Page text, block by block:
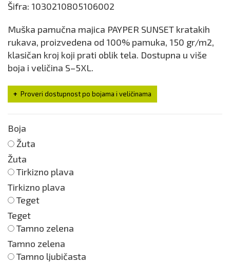
Šifra: 1030210805106002
Muška pamučna majica PAYPER SUNSET kratakih
rukava, proizvedena od 100% pamuka, 150 gr/m2,
klasičan kroj koji prati oblik tela. Dostupna u više
boja i veličina S–5XL.
Proveri dostupnost po bojama i veličinama
Boja
Žuta
Žuta
Tirkizno plava
Tirkizno plava
Teget
Teget
Tamno zelena
Tamno zelena
Tamno ljubičasta